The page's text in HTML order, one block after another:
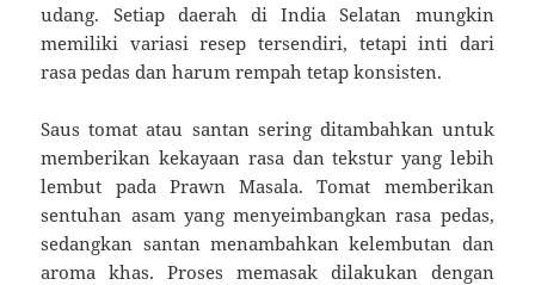
udang. Setiap daerah di India Selatan mungkin
memiliki variasi resep tersendiri, tetapi inti dari
rasa pedas dan harum rempah tetap konsisten.
Saus tomat atau santan sering ditambahkan untuk
memberikan kekayaan rasa dan tekstur yang lebih
lembut pada Prawn Masala. Tomat memberikan
sentuhan asam yang menyeimbangkan rasa pedas,
sedangkan santan menambahkan kelembutan dan
aroma khas. Proses memasak dilakukan dengan